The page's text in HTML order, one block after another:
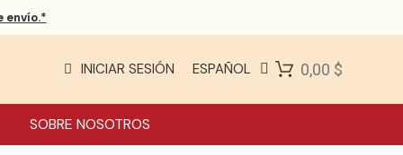
envío.*
INICIAR SESIÓN ESPAÑOL 0,00 $
SOBRE NOSOTROS